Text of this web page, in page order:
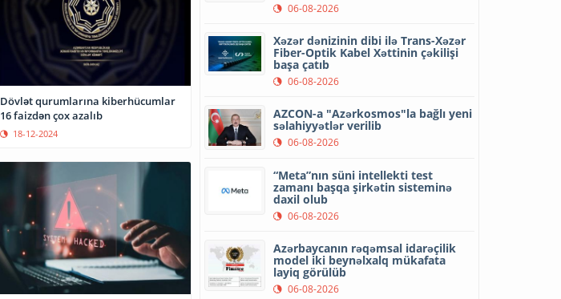
Dövlət qurumlarına kiberhücumlar
16 faizdən çox azalıb
18-12-2024
06-08-2026
Xəzər dənizinin dibi ilə Trans-Xəzər
Fiber-Optik Kabel Xəttinin çəkilişi
başa çatıb
06-08-2026
AZCON-a "Azərkosmos"la bağlı yeni
səlahiyyətlər verilib
06-08-2026
“Meta”nın süni intellekti test
zamanı başqa şirkətin sisteminə
daxil olub
06-08-2026
Azərbaycanın rəqəmsal idarəçilik
model iki beynəlxalq mükafata
layiq görülüb
06-08-2026